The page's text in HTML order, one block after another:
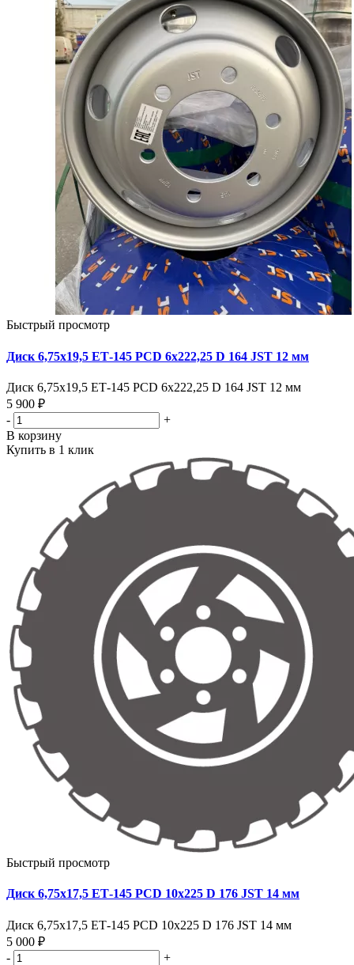
Быстрый просмотр
Диск 6,75х19,5 ЕТ-145 PCD 6x222,25 D 164 JST 12 мм
Диск 6,75х19,5 ЕТ-145 PCD 6x222,25 D 164 JST 12 мм
5 900 ₽
-
+
В корзину
Купить в 1 клик
Быстрый просмотр
Диск 6,75х17,5 ЕТ-145 PCD 10x225 D 176 JST 14 мм
Диск 6,75х17,5 ЕТ-145 PCD 10x225 D 176 JST 14 мм
5 000 ₽
-
+